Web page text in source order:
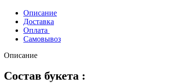
Описание
Доставка
Оплата
Самовывоз
Описание
Состав букета :